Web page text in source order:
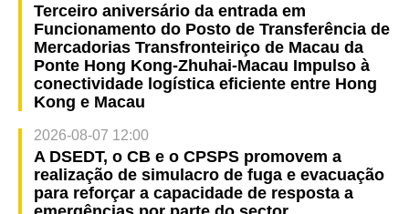
Terceiro aniversário da entrada em
Funcionamento do Posto de Transferência de
Mercadorias Transfronteiriço de Macau da
Ponte Hong Kong-Zhuhai-Macau Impulso à
conectividade logística eficiente entre Hong
Kong e Macau
2026-08-07 12:00
A DSEDT, o CB e o CPSPS promovem a
realização de simulacro de fuga e evacuação
para reforçar a capacidade de resposta a